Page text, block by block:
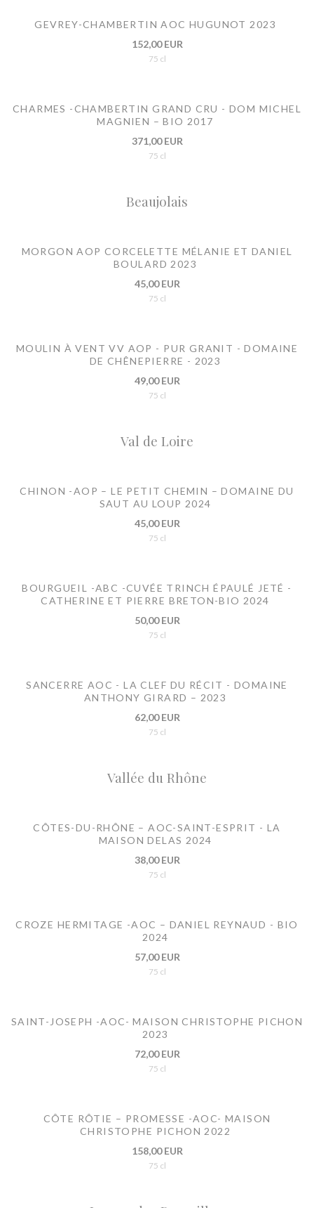
GEVREY-CHAMBERTIN AOC HUGUNOT 2023
152,00 EUR
75 cl
CHARMES -CHAMBERTIN GRAND CRU - DOM MICHEL
MAGNIEN – BIO 2017
371,00 EUR
75 cl
Beaujolais
MORGON AOP CORCELETTE MÉLANIE ET DANIEL
BOULARD 2023
45,00 EUR
75 cl
MOULIN À VENT VV AOP - PUR GRANIT - DOMAINE
DE CHÊNEPIERRE - 2023
49,00 EUR
75 cl
Val de Loire
CHINON -AOP – LE PETIT CHEMIN – DOMAINE DU
SAUT AU LOUP 2024
45,00 EUR
75 cl
BOURGUEIL -ABC -CUVÉE TRINCH ÉPAULÉ JETÉ -
CATHERINE ET PIERRE BRETON-BIO 2024
50,00 EUR
75 cl
SANCERRE AOC - LA CLEF DU RÉCIT - DOMAINE
ANTHONY GIRARD – 2023
62,00 EUR
75 cl
Vallée du Rhône
CÔTES-DU-RHÔNE – AOC-SAINT-ESPRIT - LA
MAISON DELAS 2024
38,00 EUR
75 cl
CROZE HERMITAGE -AOC – DANIEL REYNAUD - BIO
2024
57,00 EUR
75 cl
SAINT-JOSEPH -AOC- MAISON CHRISTOPHE PICHON
2023
72,00 EUR
75 cl
CÔTE RÔTIE – PROMESSE -AOC- MAISON
CHRISTOPHE PICHON 2022
158,00 EUR
75 cl